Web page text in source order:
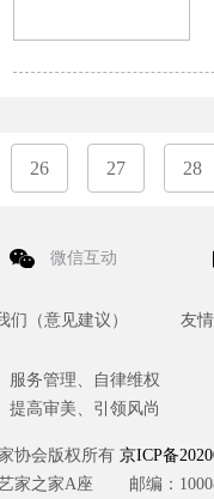
26 27 28
微信互动
们（意见建议） 友
服务管理、自律维权
提高审美、引领风尚
协会版权所有 京ICP备
家之家A座
邮编：